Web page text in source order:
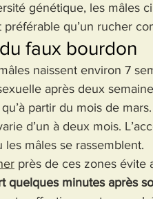
génétique, les mâles
préférable qu’un rucher
faux bourdon
naissent environ 7
après deux
partir du mois de
d’un à deux mois.
les mâles se rassemblent.
près de ces zones évite
quelques minutes après